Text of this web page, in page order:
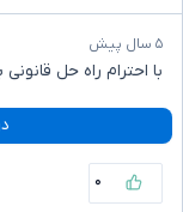
۵ سال پیش
با احترام راه حل
۰